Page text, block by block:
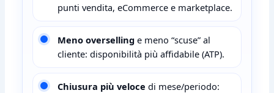
punti vendita, eCommerce e marketplace.
Meno overselling e meno “scuse” al
cliente: disponibilità più affidabile (ATP).
Chiusura più veloce di mese/periodo: